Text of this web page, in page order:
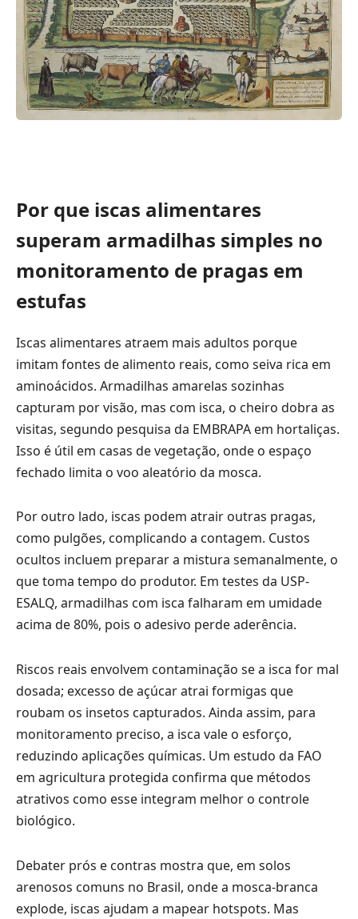
Por que iscas alimentares
superam armadilhas simples no
monitoramento de pragas em
estufas
Iscas alimentares atraem mais adultos porque
imitam fontes de alimento reais, como seiva rica em
aminoácidos. Armadilhas amarelas sozinhas
capturam por visão, mas com isca, o cheiro dobra as
visitas, segundo pesquisa da EMBRAPA em hortaliças.
Isso é útil em casas de vegetação, onde o espaço
fechado limita o voo aleatório da mosca.
Por outro lado, iscas podem atrair outras pragas,
como pulgões, complicando a contagem. Custos
ocultos incluem preparar a mistura semanalmente, o
que toma tempo do produtor. Em testes da USP-
ESALQ, armadilhas com isca falharam em umidade
acima de 80%, pois o adesivo perde aderência.
Riscos reais envolvem contaminação se a isca for mal
dosada; excesso de açúcar atrai formigas que
roubam os insetos capturados. Ainda assim, para
monitoramento preciso, a isca vale o esforço,
reduzindo aplicações químicas. Um estudo da FAO
em agricultura protegida confirma que métodos
atrativos como esse integram melhor o controle
biológico.
Debater prós e contras mostra que, em solos
arenosos comuns no Brasil, onde a mosca-branca
explode, iscas ajudam a mapear hotspots. Mas